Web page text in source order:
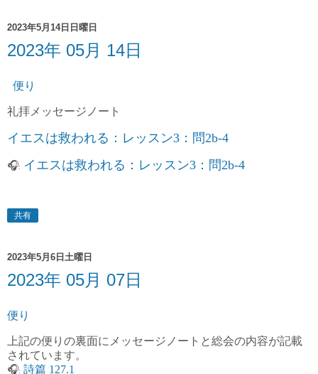
2023年5月14日日曜日
2023年 05月 14日
便り
礼拝 メッセージノート
イエスは救われる：レッスン3：問2b-4
🎧: イエスは救われる：レッスン3：問2b-4
共有
2023年5月6日土曜日
2023年 05月 07日
便り
上記の便りの裏面にメッセージノートと総会の内容が記載
されています。
🎧: 詩篇 127.1